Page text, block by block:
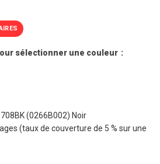
sélectionner une couleur
(0266B002) Noir
(taux de couverture de 5 % sur une